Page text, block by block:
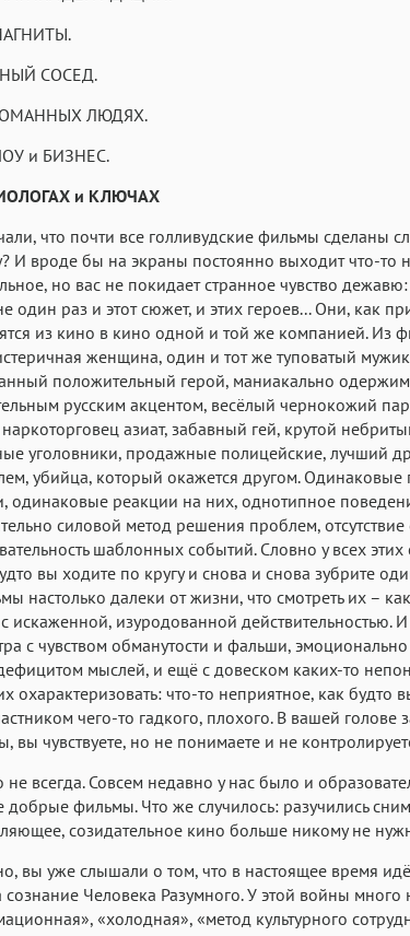
Аа
Аа
СОСЕД.
ЛЮДЯХ.
и БИЗНЕС.
и КЛЮЧАХ
что почти все голливудские фильмы сделаны
И вроде бы на экраны постоянно выходит что-то
но вас не покидает странное чувство
один раз и этот сюжет, и этих героев... Они, как
из кино в кино одной и той же компанией. Из
женщина, один и тот же туповатый
положительный герой, маниакально
русским акцентом, весёлый чернокожий
азиат, забавный гей, крутой
уголовники, продажные полицейские, лучший
убийца, который окажется другом. Одинаковые
одинаковые реакции на них, однотипное
силовой метод решения проблем, отсутствие
шаблонных событий. Словно у всех
вы ходите по кругу и снова и снова зубрите
настолько далеки от жизни, что смотреть их –
искаженной, изуродованной действительностью.
с чувством обманутости и фальши,
мыслей, и ещё с довеском каких-то
охарактеризовать: что-то неприятное, как будто
чего-то гадкого, плохого. В вашей голове
вы чувствуете, но не понимаете и не
не всегда. Совсем недавно у нас было и
фильмы. Что же случилось: разучились
созидательное кино больше никому не
вы уже слышали о том, что в настоящее время
сознание Человека Разумного. У этой войны много
«холодная», «метод культурного